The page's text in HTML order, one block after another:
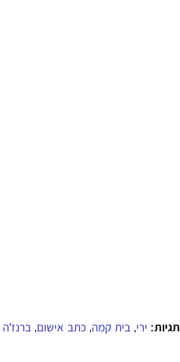
תגיות: ירי, בית קמה, כתב אישום, ברנז'ה NEWS